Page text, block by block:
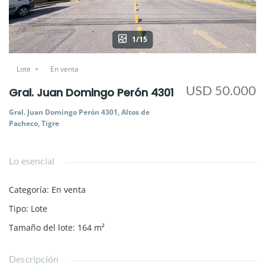
1/15
Lote En venta
Gral. Juan Domingo Perón 4301
Gral. Juan Domingo Perón 4301, Altos de
Pacheco, Tigre
USD 50.000
Lo esencial
Categoría: En venta
Tipo: Lote
Tamaño del lote: 164 m²
Descripción